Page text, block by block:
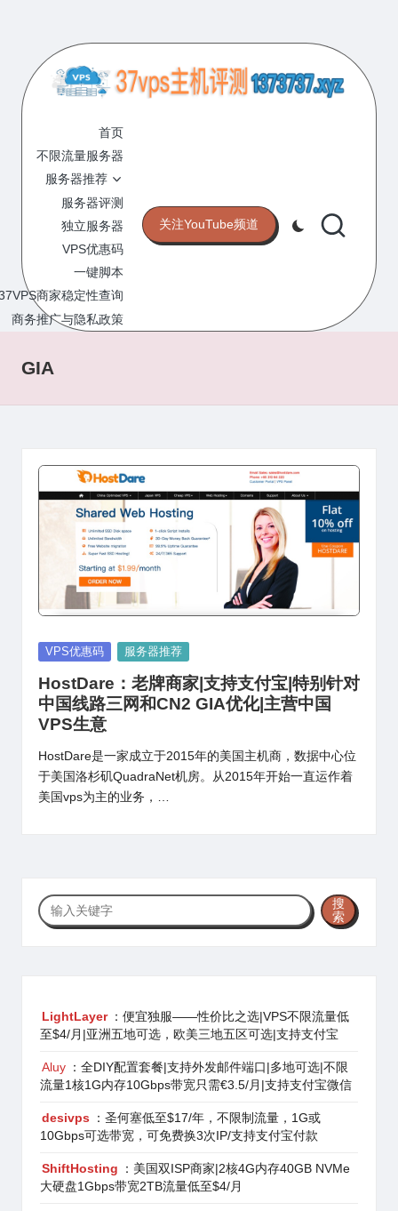
content
7
V
P
S
主
机
评
测
的
VPS
网
站
首页
不限流量服务器
服务器推荐
服务器评测
独立服务器
VPS优惠码
一键脚本
商家稳定性查询
商务推广与隐私政策
关注YouTube频道
GIA
Posted
VPS优惠码 服务器推荐
HostDare：老牌商家|支持支付宝|特别针对
中国线路三网和CN2 GIA优化|主营中国
VPS生意
HostDare是一家成立于2015年的美国主机商，数据中心位
于美国洛杉矶QuadraNet机房。从2015年开始一直运作着
美国vps为主的业务，…
搜
索
搜
索
LightLayer ：便宜独服——性价比之选|VPS不限流量低
至$4/月|亚洲五地可选，欧美三地五区可选|支持支付宝
Aluy ：全DIY配置套餐|支持外发邮件端口|多地可选|不限
流量1核1G内存10Gbps带宽只需€3.5/月|支持支付宝微信
desivps
：圣何塞低至$17/年，不限制流量，1G或
10Gbps可选带宽，可免费换3次IP/支持支付宝付款
ShiftHosting
：美国双ISP商家|2核4G内存40GB NVMe
大硬盘1Gbps带宽2TB流量低至$4/月